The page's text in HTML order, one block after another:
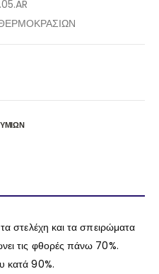
στελέχη και τα σπειρώματα
τις φθορές πάνω 70%.
κατά 90%.